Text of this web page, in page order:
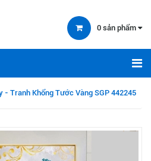
0 sản phẩm
- Tranh Khổng Tước Vàng SGP 442245